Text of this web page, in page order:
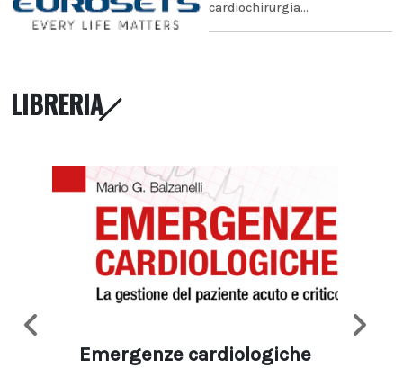
cardiochirurgia...
LIBRERIA
Emergenze cardiologiche